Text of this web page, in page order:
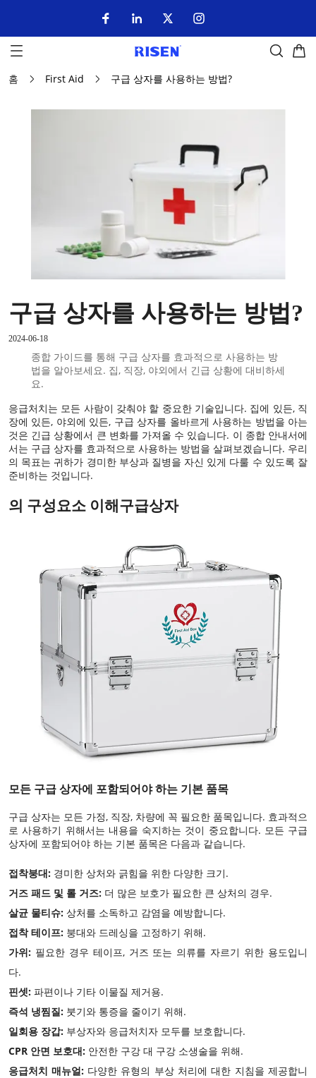
홈 First Aid 구급 상자를 사용하는 방법?
구급 상자를 사용하는 방법?
2024-06-18
종합 가이드를 통해 구급 상자를 효과적으로 사용하는 방
법을 알아보세요. 집, 직장, 야외에서 긴급 상황에 대비하세
요.
응급처치는 모든 사람이 갖춰야 할 중요한 기술입니다. 집에 있든, 직
장에 있든, 야외에 있든, 구급 상자를 올바르게 사용하는 방법을 아는
것은 긴급 상황에서 큰 변화를 가져올 수 있습니다. 이 종합 안내서에
서는 구급 상자를 효과적으로 사용하는 방법을 살펴보겠습니다. 우리
의 목표는 귀하가 경미한 부상과 질병을 자신 있게 다룰 수 있도록 잘
준비하는 것입니다.
의 구성요소 이해구급상자
모든 구급 상자에 포함되어야 하는 기본 품목
구급 상자는 모든 가정, 직장, 차량에 꼭 필요한 품목입니다. 효과적으
로 사용하기 위해서는 내용을 숙지하는 것이 중요합니다. 모든 구급
상자에 포함되어야 하는 기본 품목은 다음과 같습니다.
접착붕대: 경미한 상처와 긁힘을 위한 다양한 크기.
거즈 패드 및 롤 거즈: 더 많은 보호가 필요한 큰 상처의 경우.
살균 물티슈: 상처를 소독하고 감염을 예방합니다.
접착 테이프: 붕대와 드레싱을 고정하기 위해.
가위: 필요한 경우 테이프, 거즈 또는 의류를 자르기 위한 용도입니
다.
핀셋: 파편이나 기타 이물질 제거용.
즉석 냉찜질: 붓기와 통증을 줄이기 위해.
일회용 장갑: 부상자와 응급처치자 모두를 보호합니다.
CPR 안면 보호대: 안전한 구강 대 구강 소생술을 위해.
응급처치 매뉴얼: 다양한 유형의 부상 처리에 대한 지침을 제공합니